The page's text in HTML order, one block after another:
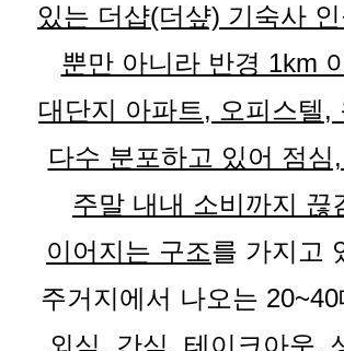
있는 더샵(더샾) 기숙사
뿐만 아니라 반경 1km
대단지 아파트, 오피스텔,
다수 분포하고 있어 점심
주말 내내 소비까지 끊
이어지는 구조를 가지고
주거지에서 나오는
외식, 간식, 테이크아웃,